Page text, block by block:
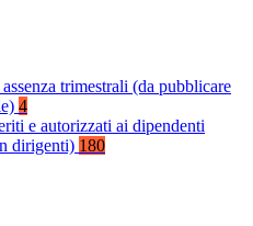
trimestrali (da pubblicare
4
e autorizzati ai dipendenti
dirigenti) 180